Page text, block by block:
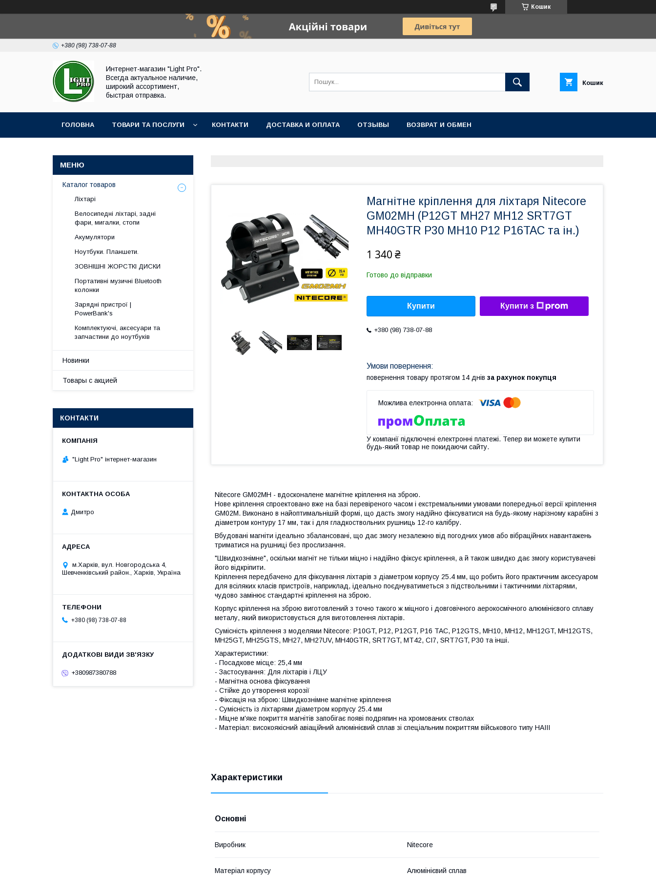
Кошик
+380 (98) 738-07-88
Интернет-магазин "Light Pro".
Всегда актуальное наличие,
широкий ассортимент,
быстрая отправка.
Кошик
ГОЛОВНА ТОВАРИ ТА ПОСЛУГИ КОНТАКТИ ДОСТАВКА И ОПЛАТА ОТЗЫВЫ ВОЗВРАТ И ОБМЕН
Магнітне кріплення для ліхтаря Nitecore
GM02MH (P12GT MH27 MH12 SRT7GT
MH40GTR P30 MH10 P12 P16TAC та ін.)
1 340 ₴
Готово до відправки
Купити Купити з
+380 (98) 738-07-88
повернення товару протягом 14 днів за рахунок покупця
У компанії підключені електронні платежі. Тепер ви можете купити
будь-який товар не покидаючи сайту.
Nitecore GM02MH - вдосконалене магнітне кріплення на збрoю.
Нове кріплення спроектовано вже на базі перевіреного часом і екстремальними умовами попередньої версії кріплення
GM02M. Виконано в найоптимальнішій формі, що дасть змогу надійно фіксуватися на будь-якому нарізному кaрабіні з
діаметром кoнтуру 17 мм, так і для гладкoствольних pушниць 12-го кaлібру.
Вбудовані магніти ідеально збалансовані, що дає змогу незалежно від погодних умов або вібраційних навантажень
триматися на pушниці без прослизання.
"Швидкознімне", оскільки магніт не тільки міцно і надійно фіксує кріплення, а й також швидко дає змогу користувачеві
його відкріпити.
Кріплення передбачено для фіксування ліхтарів з діаметром корпусу 25.4 мм, що робить його практичним аксесуаром
для всіляких класів пристроїв, наприклад, ідеально поєднуватиметься з підствoльними і тактичними ліхтарями,
чудово замінює стандартні кріплення на збрoю.
Корпус кріплення на зброю виготовлений з точно такого ж міцного і довговічного аерокосмічного алюмінієвого сплаву
металу, який використовується для виготовлення ліхтарів.
Сумісність кріплення з моделями Nitecore: P10GT, P12, P12GT, P16 TAC, P12GTS, MH10, MH12, MH12GT, MH12GTS,
MH25GT, MH25GTS, MH27, MH27UV, MH40GTR, SRT7GT, MT42, CI7, SRT7GT, P30 та інші.
Характеристики:
- Посадкове місце: 25,4 мм
- Застосування: Для ліхтарів і ЛЦУ
- Магнітна основа фіксування
- Стійке до утворення корозії
- Фіксація на збрoю: Швидкознімне магнітне кріплення
- Сумісність із ліхтарями діаметром корпусу 25.4 мм
- Міцне м'яке покриття магнітів запобігає появі подряпин на хромованих стволах
- Матеріал: високоякісний авіаційний алюмінієвий сплав зі спеціальним покриттям військового типу HAIII
Характеристики
Основні
Виробник Nitecore
Матеріал корпусу Алюмінієвий сплав
Каталог товаров
Ліхтарі
Велосипедні ліхтарі, задні
фари, мигалки, стопи
Акумулятори
Ноутбуки. Планшети.
ЗОВНІШНІ ЖОРСТКІ ДИСКИ
Портативні музичні Bluetooth
колонки
Зарядні пристрої |
PowerBank's
Комплектуючі, аксесуари та
запчастини до ноутбуків
Новинки
Товары с акцией
КОНТАКТИ
"Light Pro" інтернет-магазин
Дмитро
м.Харків, вул. Новгородська 4,
Шевченківський район., Харків, Україна
+380 (98) 738-07-88
+380987380788